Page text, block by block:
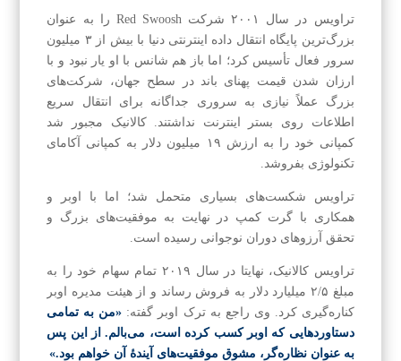
تراویس در سال ۲۰۰۱ شرکت Red Swoosh را به عنوان
بزرگ‌ترین پایگاه انتقال داده اینترنتی دنیا با بیش از ۳ میلیون
سرور فعال تأسیس کرد؛ اما باز هم شانس با او یار نبود و با
ارزان شدن قیمت پهنای باند در سطح جهان، شرکت‌های
بزرگ عملاً نیازی به سروری جداگانه برای انتقال سریع
اطلاعات روی بستر اینترنت نداشتند. کالانیک مجبور شد
کمپانی خود را به ارزش ۱۹ میلیون دلار به کمپانی آکامای
تکنولوژی بفروشد.
تراویس شکست‌های بسیاری متحمل شد؛ اما با اوبر و
همکاری با گرت کمپ در نهایت به موفقیت‌های بزرگ و
تحقق آرزوهای دوران نوجوانی رسیده است.
تراویس کالانیک، نهایتا در سال ۲۰۱۹ تمام سهام خود را به
مبلغ ۲/۵ میلیارد دلار به فروش رساند و از هیئت مدیره اوبر
کناره‌گیری کرد. وی راجع به ترک اوبر گفته: «من به تمامی
دستاوردهایی که اوبر کسب کرده است، می‌‌بالم. از این پس
به‌ عنوان نظاره‌‌گر، مشوق موفقیت‌‌های آینده‌ٔ آن خواهم بود.»